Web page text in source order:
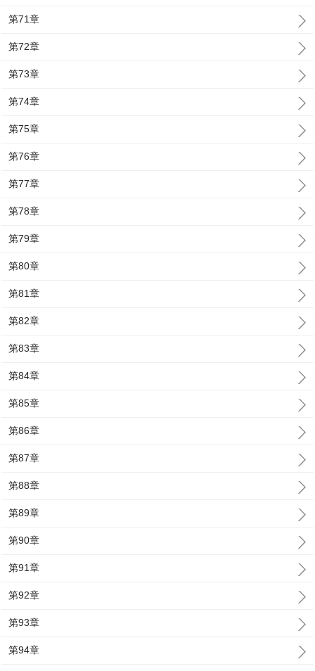
第71章
第72章
第73章
第74章
第75章
第76章
第77章
第78章
第79章
第80章
第81章
第82章
第83章
第84章
第85章
第86章
第87章
第88章
第89章
第90章
第91章
第92章
第93章
第94章